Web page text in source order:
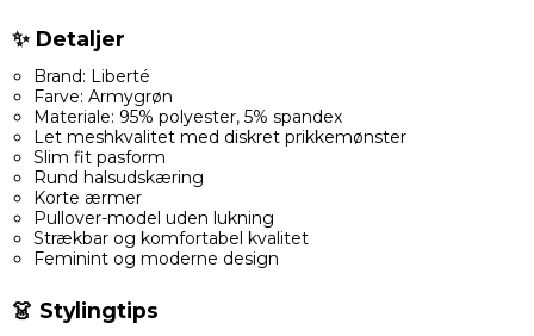
✨ Detaljer
Brand: Liberté
Farve: Armygrøn
Materiale: 95% polyester, 5% spandex
Let meshkvalitet med diskret prikkemønster
Slim fit pasform
Rund halsudskæring
Korte ærmer
Pullover-model uden lukning
Strækbar og komfortabel kvalitet
Feminint og moderne design
👗 Stylingtips